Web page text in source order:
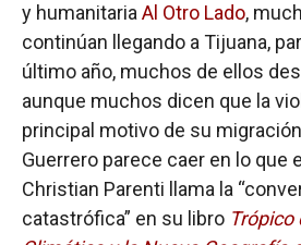
y humanitaria Al Otro Lado,
continúan llegando a Tijuana,
último año, muchos de ellos
aunque muchos dicen que la
principal motivo de su
Guerrero parece caer en lo que
Christian Parenti llama la
catastrófica” en su libro Trópico